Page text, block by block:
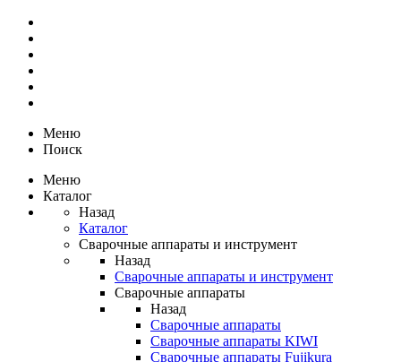
Меню
Поиск
Меню
Каталог
Назад
Каталог
Сварочные аппараты и инструмент
Назад
Сварочные аппараты и инструмент
Сварочные аппараты
Назад
Сварочные аппараты
Сварочные аппараты KIWI
Сварочные аппараты Fujikura